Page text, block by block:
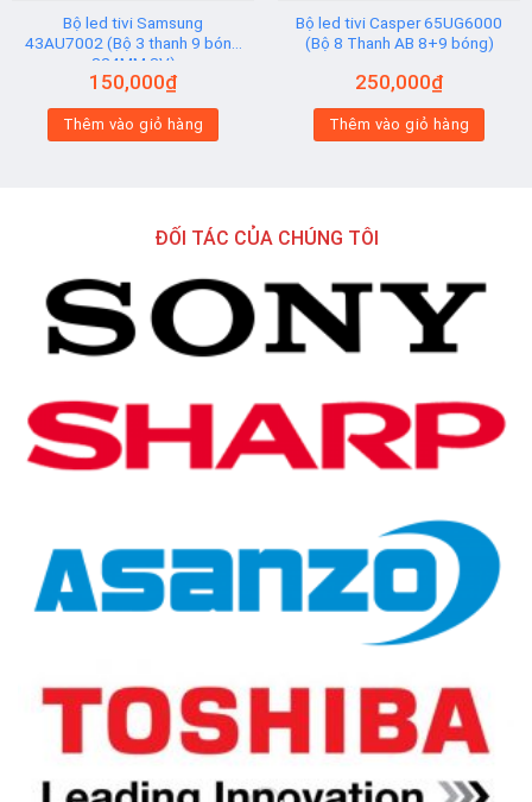
Bộ led tivi Samsung
43AU7002 (Bộ 3 thanh 9 bóng
824MM 3V)
150,000₫
Thêm vào giỏ hàng
Bộ led tivi Casper 65UG6000
(Bộ 8 Thanh AB 8+9 bóng)
250,000₫
Thêm vào giỏ hàng
ĐỐI TÁC CỦA CHÚNG TÔI